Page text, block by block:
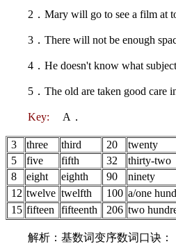
2．Mary will go to see a film at
3．There will not be enough
4．He doesn't know what
5．The old are taken good care
Key: A．
3 three third 20 twenty
5
five fifth 32 thirty-two
8
eight eighth 90 ninety
12 twelve twelfth 100 a/one
15 fifteen fifteenth 206 two
解析：基数词变序数词口诀：